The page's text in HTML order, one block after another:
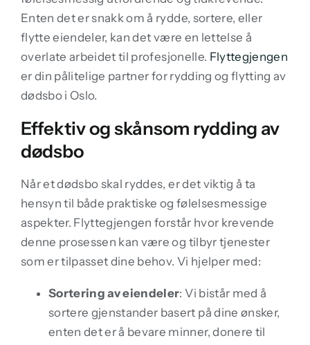
Enten det er snakk om å rydde, sortere, eller
flytte eiendeler, kan det være en lettelse å
overlate arbeidet til profesjonelle. Flyttegjengen
er din pålitelige partner for rydding og flytting av
dødsbo i Oslo.
Effektiv og skånsom rydding av
dødsbo
Når et dødsbo skal ryddes, er det viktig å ta
hensyn til både praktiske og følelsesmessige
aspekter. Flyttegjengen forstår hvor krevende
denne prosessen kan være og tilbyr tjenester
som er tilpasset dine behov. Vi hjelper med:
Sortering av eiendeler: Vi bistår med å
sortere gjenstander basert på dine ønsker,
enten det er å bevare minner, donere til